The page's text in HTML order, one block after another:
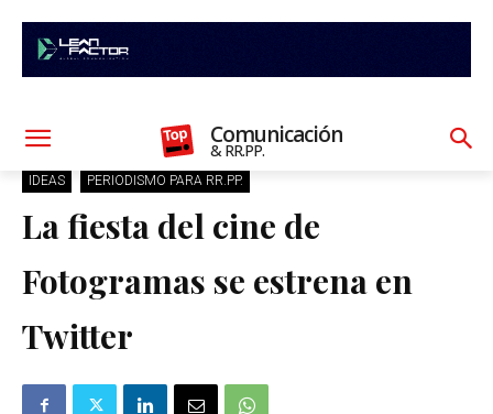
Comunicación
& RR.PP.
IDEAS PERIODISMO PARA RR.PP.
La fiesta del cine de
Fotogramas se estrena en
Twitter